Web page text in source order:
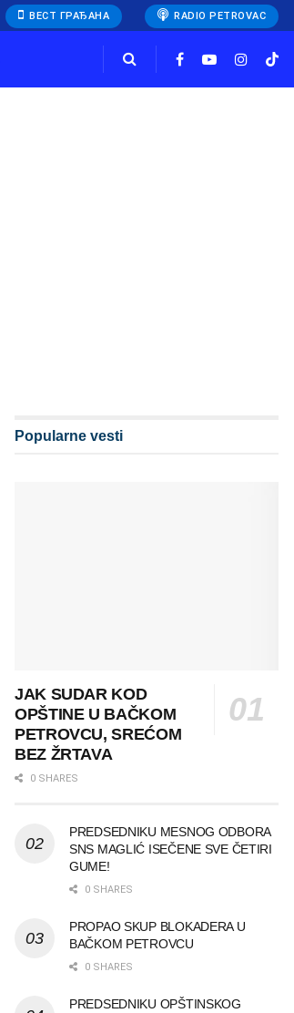
ВЕСТ ГРАЂАНА RADIO PETROVAC
Popularne vesti
JAK SUDAR KOD
OPŠTINE U BAČKOM
PETROVCU, SREĆOM
BEZ ŽRTAVA
0 SHARES
PREDSEDNIKU MESNOG ODBORA
SNS MAGLIĆ ISEČENE SVE ČETIRI
GUME!
0 SHARES
PROPAO SKUP BLOKADERA U
BAČKOM PETROVCU
0 SHARES
PREDSEDNIKU OPŠTINSKOG